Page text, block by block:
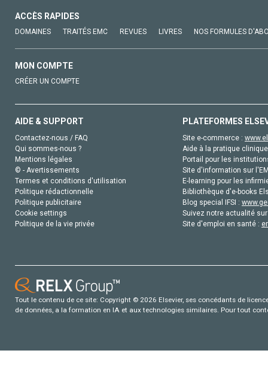
ACCÈS RAPIDES
DOMAINES TRAITÉS EMC REVUES LIVRES NOS FORMULES
MON COMPTE
CRÉER UN COMPTE
AIDE & SUPPORT
Contactez-nous / FAQ
Qui sommes-nous ?
Mentions légales
© - Avertissements
Termes et conditions d'utilisation
Politique rédactionnelle
Politique publicitaire
Cookie settings
Politique de la vie privée
PLATEFORMES
Site e-commerce :
Aide à la pratique
Portail pour les
Site d'information sur
E-learning pour les
Bibliothèque d'e-books
Blog special IFSI :
Suivez notre actualité
Site d'emploi en santé :
Tout le contenu de ce site: Copyright © 2026 Elsevier, ses concédants de
de données, a la formation en IA et aux technologies similaires. Pour tout